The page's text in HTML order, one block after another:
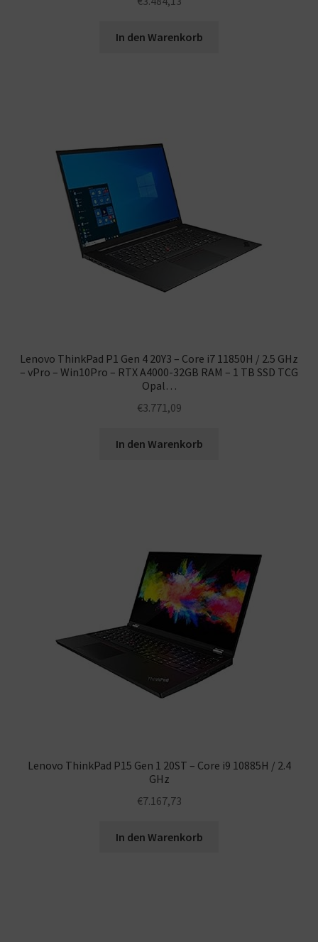
In den Warenkorb
Lenovo ThinkPad P1 Gen 4 20Y3 – Core i7 11850H / 2.5 GHz
– vPro – Win10Pro – RTX A4000-32GB RAM – 1 TB SSD TCG
Opal…
€3.771,09
In den Warenkorb
Lenovo ThinkPad P15 Gen 1 20ST – Core i9 10885H / 2.4
GHz
€7.167,73
In den Warenkorb